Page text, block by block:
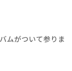
ムがついて参りま